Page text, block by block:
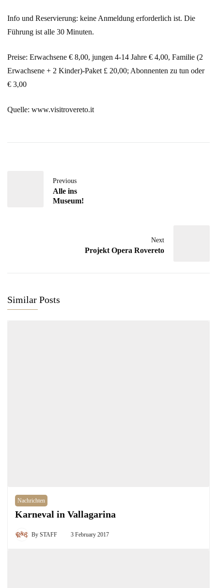
Info und Reservierung: keine Anmeldung erforderlich ist. Die
Führung ist alle 30 Minuten.
Preise: Erwachsene € 8,00, jungen 4-14 Jahre € 4,00, Familie (2
Erwachsene + 2 Kinder)-Paket £ 20,00; Abonnenten zu tun oder
€ 3,00
Quelle: www.visitrovereto.it
Previous
Alle ins
Museum!
Next
Projekt Opera Rovereto
Similar Posts
Nachrichten
Karneval in Vallagarina
By STAFF 3 February 2017